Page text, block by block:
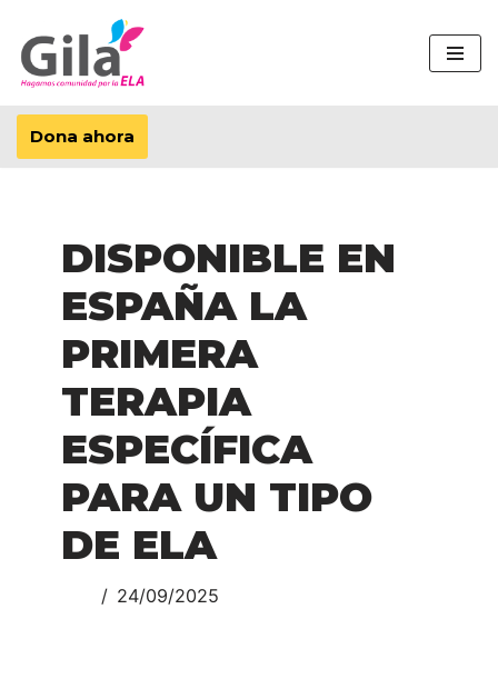
Saltar
al
contenido
Dona ahora
DISPONIBLE EN
ESPAÑA LA
PRIMERA
TERAPIA
ESPECÍFICA
PARA UN TIPO
DE ELA
24/09/2025